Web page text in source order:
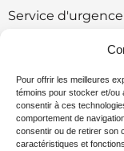
Pour offrir les meilleures
témoins pour stocker et/ou
consentir à ces
comportement de
consentir ou de retirer son
caractéristiques et fonctions.
Service
Retour et
Conditions
Politique de
Politique